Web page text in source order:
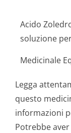
Acido
soluzione
Medicinale
Legga
questo
informazioni
Potrebbe